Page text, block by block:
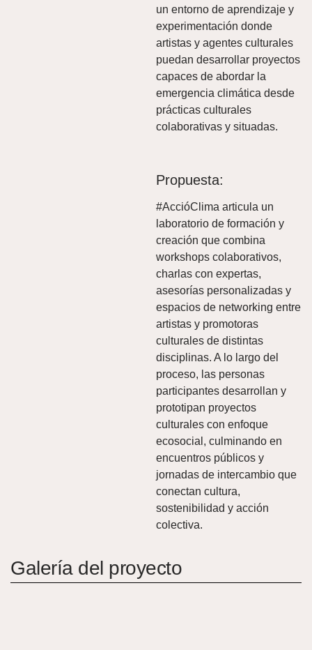
un entorno de aprendizaje y
experimentación donde
artistas y agentes culturales
puedan desarrollar proyectos
capaces de abordar la
emergencia climática desde
prácticas culturales
colaborativas y situadas.
Propuesta:
#AccióClima articula un
laboratorio de formación y
creación que combina
workshops colaborativos,
charlas con expertas,
asesorías personalizadas y
espacios de networking entre
artistas y promotoras
culturales de distintas
disciplinas. A lo largo del
proceso, las personas
participantes desarrollan y
prototipan proyectos
culturales con enfoque
ecosocial, culminando en
encuentros públicos y
jornadas de intercambio que
conectan cultura,
sostenibilidad y acción
colectiva.
Galería del proyecto